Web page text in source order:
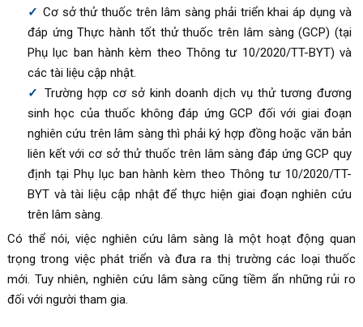
Cơ sở thử thuốc trên lâm sàng phải triển khai áp dụng và
đáp ứng Thực hành tốt thử thuốc trên lâm sàng (GCP) (tại
Phụ lục ban hành kèm theo Thông tư 10/2020/TT-BYT) và
các tài liệu cập nhật.
Trường hợp cơ sở kinh doanh dịch vụ thử tương đương
sinh học của thuốc không đáp ứng GCP đối với giai đoạn
nghiên cứu trên lâm sàng thì phải ký hợp đồng hoặc văn bản
liên kết với cơ sở thử thuốc trên lâm sàng đáp ứng GCP quy
định tại Phụ lục ban hành kèm theo Thông tư 10/2020/TT-
BYT và tài liệu cập nhật để thực hiện giai đoạn nghiên cứu
trên lâm sàng.
Có thể nói, việc nghiên cứu lâm sàng là một hoạt động quan
trọng trong việc phát triển và đưa ra thị trường các loại thuốc
mới. Tuy nhiên, nghiên cứu lâm sàng cũng tiềm ẩn những rủi ro
đối với người tham gia.